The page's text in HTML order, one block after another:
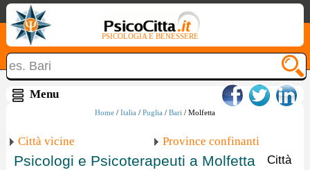
PSICOLOGIA E BENESSERE
Home/ Italia / Puglia / Bari / Molfetta
Città vicine Province confinanti
Psicologi e Psicoterapeuti a Molfetta Città